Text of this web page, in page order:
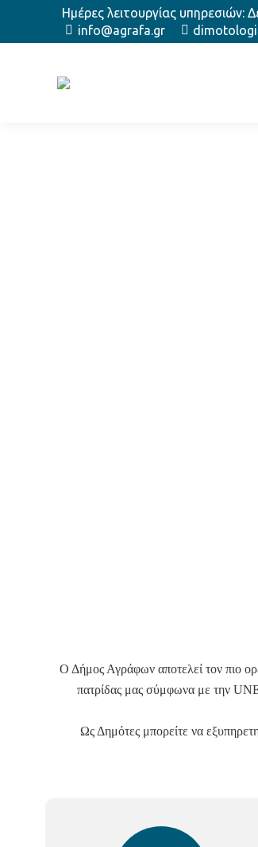
Ημέρες λειτουργίας
info@agrafa.gr
Ο Δήμος Αγράφων αποτελεί τον πιο
πατρίδας μας σύμφωνα με την
Ως Δημότες μπορείτε να